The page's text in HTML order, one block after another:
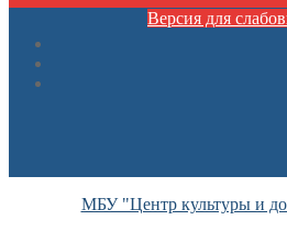
Версия для
МБУ "Центр культуры и